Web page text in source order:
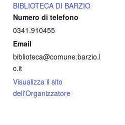
BIBLIOTECA DI BARZIO
Numero di telefono
0341.910455
Email
biblioteca@comune.barzio.l
c.it
Visualizza il sito
dell'Organizzatore